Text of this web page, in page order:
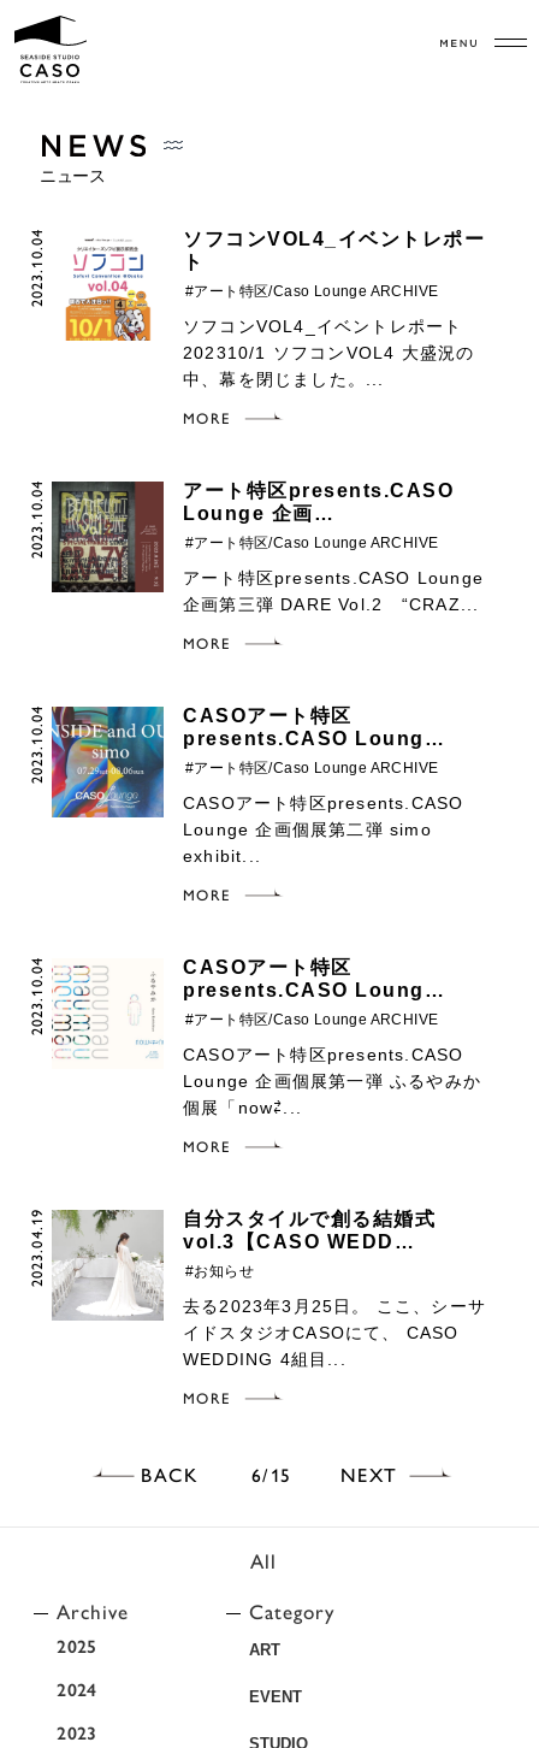
ニュース
All
Archive
2025
2024
2023
Category
ART
EVENT
STUDIO
2023.10.04
ソフコンVOL4_イベントレポー
ト
#アート特区/Caso Lounge ARCHIVE
ソフコンVOL4_イベントレポート
202310/1 ソフコンVOL4 大盛況の
中、幕を閉じました。...
MORE
2023.10.04
アート特区presents.CASO
Lounge 企画…
#アート特区/Caso Lounge ARCHIVE
アート特区presents.CASO Lounge
企画第三弾 DARE Vol.2 “CRAZ...
MORE
2023.10.04
CASOアート特区
presents.CASO Loung…
#アート特区/Caso Lounge ARCHIVE
CASOアート特区presents.CASO
Lounge 企画個展第二弾 simo
exhibit...
MORE
2023.10.04
CASOアート特区
presents.CASO Loung…
#アート特区/Caso Lounge ARCHIVE
CASOアート特区presents.CASO
Lounge 企画個展第一弾 ふるやみか
個展「now⇄...
MORE
2023.04.19
自分スタイルで創る結婚式
vol.3【CASO WEDD…
#お知らせ
去る2023年3月25日。 ここ、シーサ
イドスタジオCASOにて、 CASO
WEDDING 4組目...
MORE
BACK 6 15 NEXT